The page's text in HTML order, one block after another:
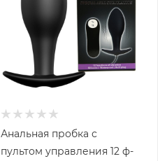
Анальная пробка с
пультом управления 12 ф-